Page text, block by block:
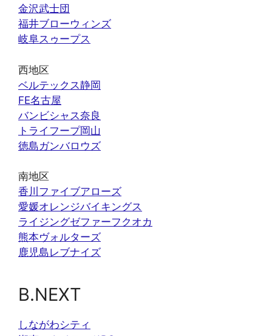
金沢武士団
福井ブローウィンズ
岐阜スゥープス
西地区
ベルテックス静岡
FE名古屋
バンビシャス奈良
トライフープ岡山
徳島ガンバロウズ
南地区
香川ファイブアローズ
愛媛オレンジバイキングス
ライジングゼファーフクオカ
熊本ヴォルターズ
鹿児島レブナイズ
B.NEXT
しながわシティ